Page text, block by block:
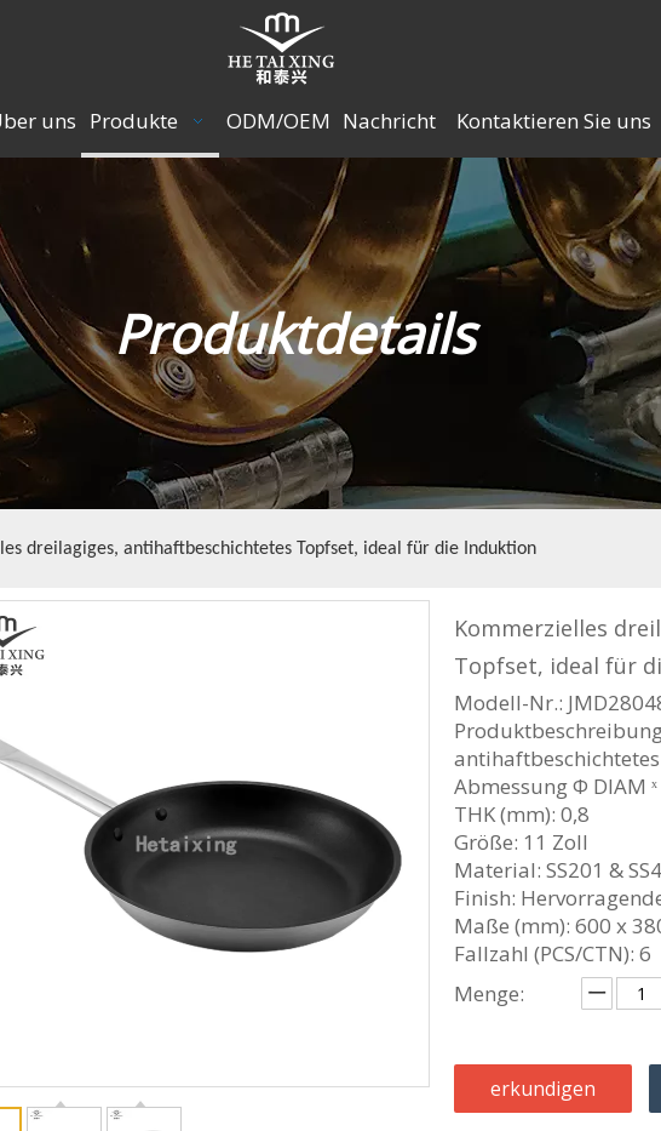
uns Produkte ODM/OEM Nachricht Kontaktieren Sie uns
Produktdetails
dreilagiges, antihaftbeschichtetes Topfset, ideal für die Induktion
Kommerzielles
Topfset, ideal für
Modell-Nr.:
Abmessung Φ DIAM
THK (mm): 0,8
Größe: 11 Zoll
Material: SS201 &
Finish:
Maße (mm): 600 x
Fallzahl (PCS/CTN): 6
Menge:
erkundigen